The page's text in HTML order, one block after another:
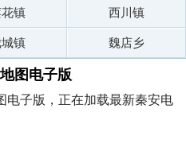
镇 西川镇
镇 魏店乡
图电子版
电子版，正在加载最新秦安电